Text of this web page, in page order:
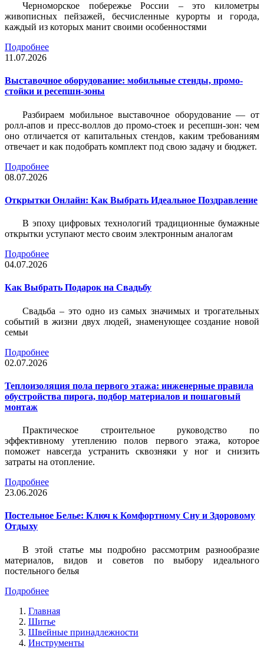
Черноморское побережье России – это километры
живописных пейзажей, бесчисленные курорты и города,
каждый из которых манит своими особенностями
Подробнее
11.07.2026
Выставочное оборудование: мобильные стенды, промо-
стойки и ресепшн-зоны
Разбираем мобильное выставочное оборудование — от
ролл-апов и пресс-воллов до промо-стоек и ресепшн-зон: чем
оно отличается от капитальных стендов, каким требованиям
отвечает и как подобрать комплект под свою задачу и бюджет.
Подробнее
08.07.2026
Открытки Онлайн: Как Выбрать Идеальное Поздравление
В эпоху цифровых технологий традиционные бумажные
открытки уступают место своим электронным аналогам
Подробнее
04.07.2026
Как Выбрать Подарок на Свадьбу
Свадьба – это одно из самых значимых и трогательных
событий в жизни двух людей, знаменующее создание новой
семьи
Подробнее
02.07.2026
Теплоизоляция пола первого этажа: инженерные правила
обустройства пирога, подбор материалов и пошаговый
монтаж
Практическое строительное руководство по
эффективному утеплению полов первого этажа, которое
поможет навсегда устранить сквозняки у ног и снизить
затраты на отопление.
Подробнее
23.06.2026
Постельное Белье: Ключ к Комфортному Сну и Здоровому
Отдыху
В этой статье мы подробно рассмотрим разнообразие
материалов, видов и советов по выбору идеального
постельного белья
Подробнее
Главная
Шитье
Швейные принадлежности
Инструменты